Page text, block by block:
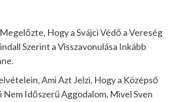
Hogy a Svájci Védő a Vereség
Szerint a Visszavonulása Inkább
Ami Azt Jelzi, Hogy a Középső
Időszerű Aggodalom, Mivel Sven